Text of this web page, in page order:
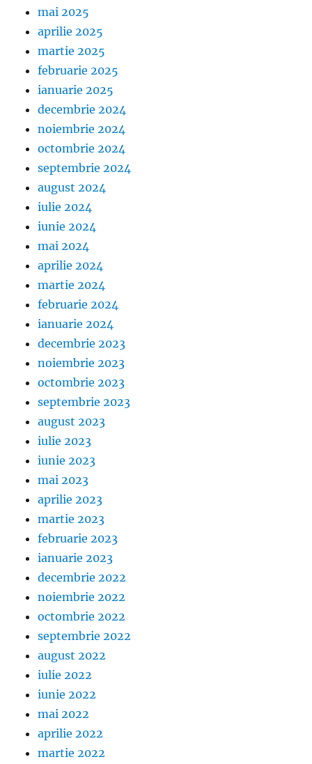
mai 2025
aprilie 2025
martie 2025
februarie 2025
ianuarie 2025
decembrie 2024
noiembrie 2024
octombrie 2024
septembrie 2024
august 2024
iulie 2024
iunie 2024
mai 2024
aprilie 2024
martie 2024
februarie 2024
ianuarie 2024
decembrie 2023
noiembrie 2023
octombrie 2023
septembrie 2023
august 2023
iulie 2023
iunie 2023
mai 2023
aprilie 2023
martie 2023
februarie 2023
ianuarie 2023
decembrie 2022
noiembrie 2022
octombrie 2022
septembrie 2022
august 2022
iulie 2022
iunie 2022
mai 2022
aprilie 2022
martie 2022